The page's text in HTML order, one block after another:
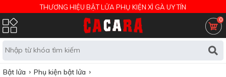
THƯƠNG HIỆU BẬT LỬA PHỤ KIỆN XÌ GÀ UY TÍN
0
Bật lửa Phụ kiện bật lửa